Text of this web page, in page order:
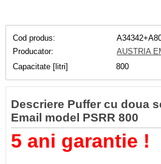
Cod produs:
Producator:
AUSTRIA
Capacitate [litri]
800
Descriere Puffer cu doua
Email model PSRR 800
5 ani garantie !